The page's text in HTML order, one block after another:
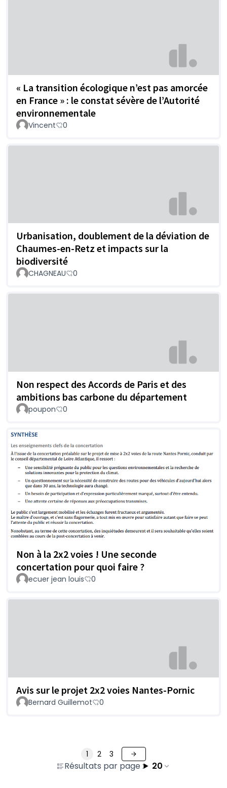
« La transition écologique n’est pas amorcée
en France » : le constat sévère de l’Autorité
environnementale
Vincent 0
Urbanisation, doublement de la déviation de
Chaumes-en-Retz et impacts sur la
biodiversité
CHAGNEAU 0
Non respect des Accords de Paris et des
ambitions bas carbone du département
poupon 0
Non à la 2x2 voies ! Une seconde
concertation pour quoi faire ?
ecuer jean louis 0
Avis sur le projet 2x2 voies Nantes-Pornic
Bernard Guillemot 0
Résultats par page : 20
1 2 3